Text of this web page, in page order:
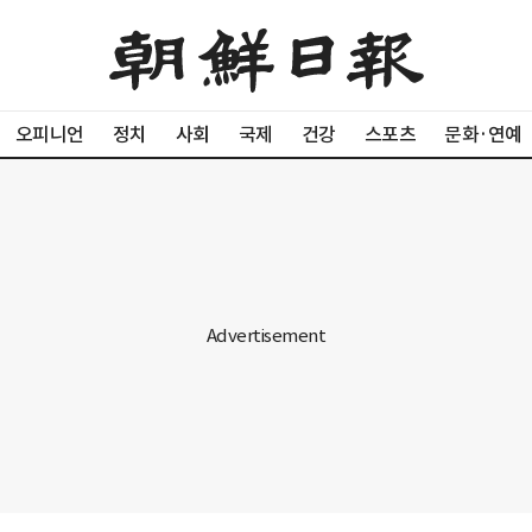
오피니언 정치 사회 국제 건강 스포츠 문화·연예